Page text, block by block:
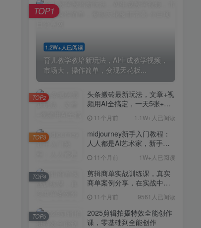
TOP4
11个月前 9388人已阅读
TOP5
AI+营养师工作流实战应用
课，AI赋能营养师
11个月前 9216人已阅读
TOP6
外贸营销策划SOP系统课
程，打开跨境电商企业线上
营销任督二脉
11个月前 9147人已阅读
2025拼多多虚拟电商项目，
无需手动发货回复，0成本，
轻松月入1-5W【揭秘】
11个月前 7803人已阅读
Coze扣子工作流一键生成小
说推文视频，实战教学保姆
级教程11个月前 7430人已阅读
1.2W+人已阅读
育儿教学教培新玩法，AI生成教学视频，
市场大，操作简单，变现天花板...
TOP1
头条搬砖最新玩法，文章+视
频用AI全搞定，一天5张+不
11个月前 1.1W+人已阅读
TOP2
midjourney新手入门教程：
人人都是AI艺术家，新手小
11个月前 1W+人已阅读
TOP3
剪辑商单实战训练课，真实
商单案例分享，在实战中练
11个月前 9561人已阅读
TOP4
2025剪辑拍摄特效全能创作
课，零基础到全能创作
TOP5